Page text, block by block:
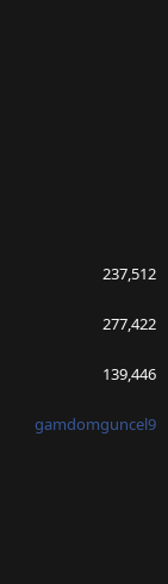
237,512
277,422
139,446
gamdomguncel9